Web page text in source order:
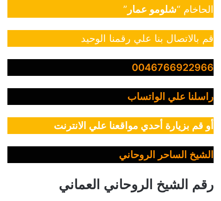
الحاخام “شلومو عمار ”
قم بالاتصال بنا علي رقمنا الوحيد
0046766922966
راسلنا علي الواتساب
أو قم بزيارة أحدي مواقعنا علي الانترنت
الشيخ الساحر الروحاني
رقم الشيخ الروحاني العماني